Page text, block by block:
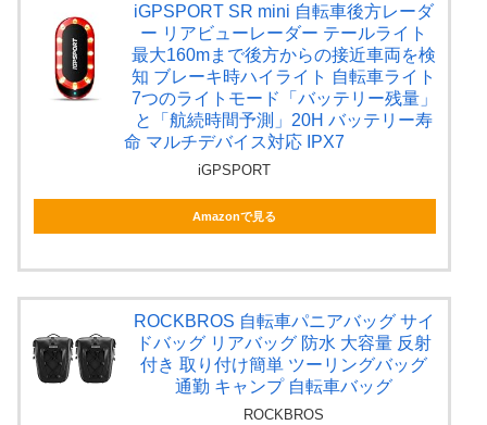
iGPSPORT SR mini 自転車後方レーダ
ー リアビューレーダー テールライト
最大160mまで後方からの接近車両を検
知 ブレーキ時ハイライト 自転車ライト
7つのライトモード「バッテリー残量」
と「航続時間予測」20H バッテリー寿
命 マルチデバイス対応 IPX7
iGPSPORT
Amazonで見る
ROCKBROS 自転車パニアバッグ サイ
ドバッグ リアバッグ 防水 大容量 反射
付き 取り付け簡単 ツーリングバッグ
通勤 キャンプ 自転車バッグ
ROCKBROS